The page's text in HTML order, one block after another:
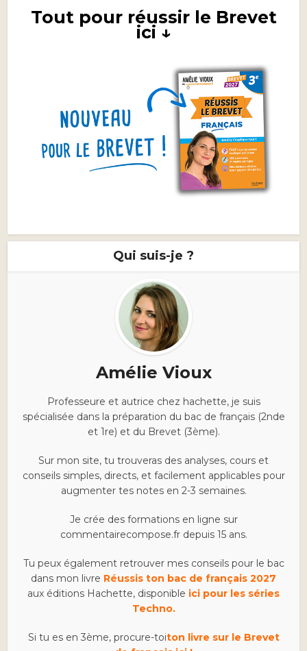
Tout pour réussir le Brevet
ici ↓
Qui suis-je ?
Amélie Vioux
Professeure et autrice chez hachette, je suis
spécialisée dans la préparation du bac de français (2nde
et 1re) et du Brevet (3ème).
Sur mon site, tu trouveras des analyses, cours et
conseils simples, directs, et facilement applicables pour
augmenter tes notes en 2-3 semaines.
Je crée des formations en ligne sur
commentairecompose.fr depuis 15 ans.
Tu peux également retrouver mes conseils pour le bac
dans mon livre Réussis ton bac de français 2027
aux éditions Hachette, disponible ici pour les séries
Techno.
Si tu es en 3ème, procure-toiton livre sur le Brevet